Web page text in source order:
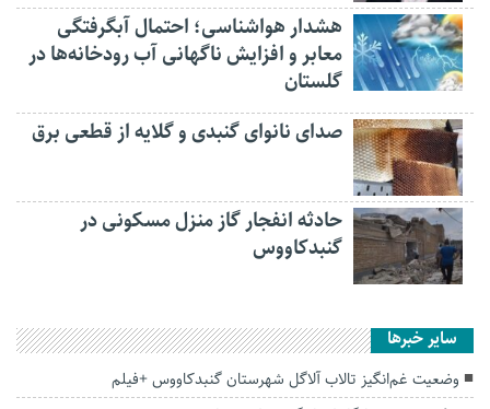
هشدار هواشناسی؛ احتمال آبگرفتگی
معابر و افزایش ناگهانی آب رودخانه‌ها در
گلستان
صدای نانوای گنبدی و گلایه از قطعی برق
حادثه انفجار گاز منزل مسکونی در
گنبدکاووس
سایر خبرها
وضعیت غم‌انگیز تالاب آلاگل شهرستان گنبدکاووس +فیلم